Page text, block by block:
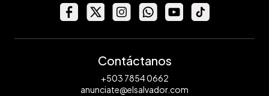
Contáctanos
+503 7854 0662
anunciate@elsalvador.com